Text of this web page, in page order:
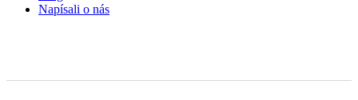
Napísali o nás